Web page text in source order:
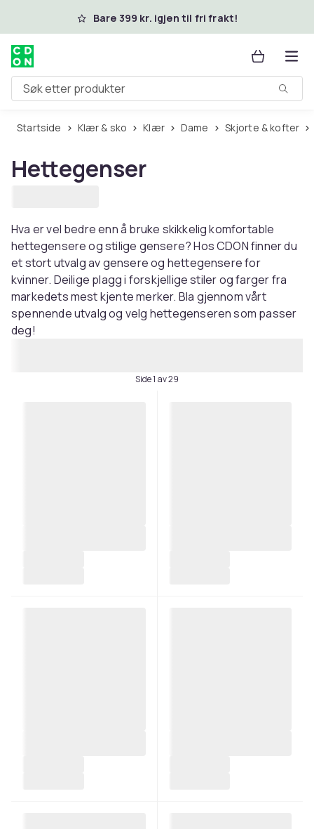
Hopp til hovedinnholdBare 399 kr. igjen til fri frakt!
Søk etter produkter
Startside Klær & sko Klær Dame Skjorte & kofter
Hettegenser
Hva er vel bedre enn å bruke skikkelig komfortable
hettegensere og stilige gensere? Hos CDON finner du
et stort utvalg av gensere og hettegensere for
kvinner. Deilige plagg i forskjellige stiler og farger fra
markedets mest kjente merker. Bla gjennom vårt
spennende utvalg og velg hettegenseren som passer
deg!
Side 1 av 29